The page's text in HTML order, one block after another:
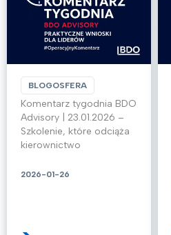
BLOGOSFERA
Komentarz tygodnia BDO
Advisory | 23.01.2026 –
Szkolenie, które odciąża
kierownictwo
2026-01-26